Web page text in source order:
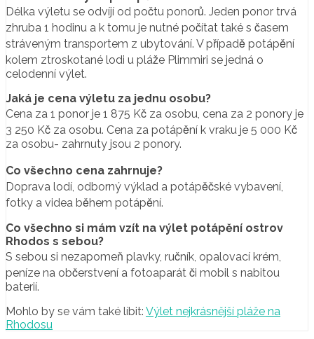
Délka výletu se odvíjí od počtu ponorů. Jeden ponor trvá
zhruba 1 hodinu a k tomu je nutné počítat také s časem
stráveným transportem z ubytování. V případě potápění
kolem ztroskotané lodi u pláže Plimmiri se jedná o
celodenní výlet.
Jaká je cena výletu za jednu osobu?
Cena za 1 ponor je 1 875 Kč za osobu, cena za 2 ponory je
3 250 Kč za osobu. Cena za potápění k vraku je 5 000 Kč
za osobu- zahrnuty jsou 2 ponory.
Co všechno cena zahrnuje?
Doprava lodí, odborný výklad a potápěčské vybavení,
fotky a videa během potápění.
Co všechno si mám vzít na výlet potápění ostrov
Rhodos s sebou?
S sebou si nezapomeň plavky, ručník, opalovací krém,
peníze na občerstvení a fotoaparát či mobil s nabitou
baterií.
Mohlo by se vám také líbit: Výlet nejkrásnější pláže na
Rhodosu